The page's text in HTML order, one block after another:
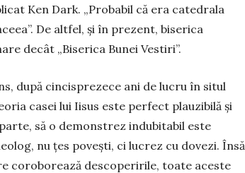
Ken Dark. „Probabil că era catedrala
De altfel, și în prezent, biserica
decât „Biserica Bunei Vestiri”.
după cincisprezece ani de lucru în situl
casei lui Iisus este perfect plauzibilă și
să o demonstrez indubitabil este
nu țes povești, ci lucrez cu dovezi. Însă
coroborează descoperirile, toate aceste